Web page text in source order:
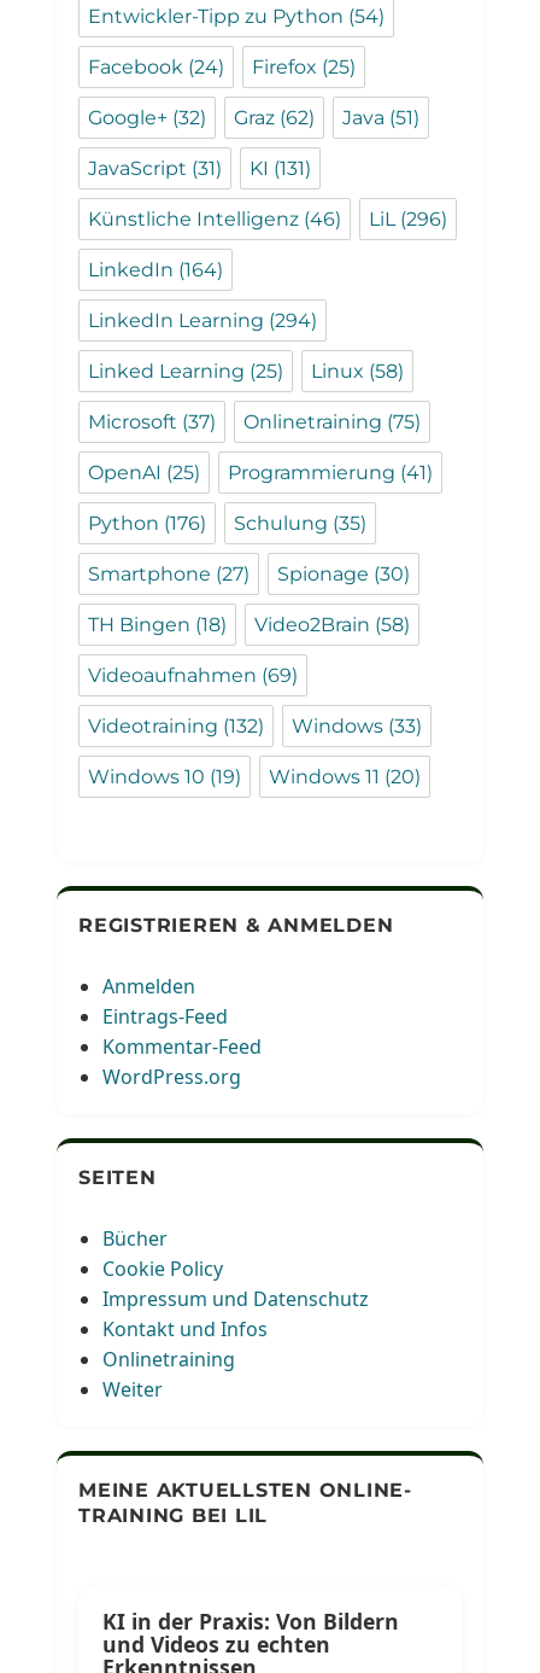
Entwickler-Tipp zu Python (54)
Facebook (24) Firefox (25)
Google+ (32) Graz (62) Java (51)
JavaScript (31) KI (131)
Künstliche Intelligenz (46) LiL(296)
LinkedIn (164)
LinkedIn Learning (294)
Linked Learning (25) Linux (58)
Microsoft (37) Onlinetraining (75)
OpenAI (25) Programmierung (41)
Python (176) Schulung (35)
Smartphone (27) Spionage (30)
TH Bingen (18) Video2Brain (58)
Videoaufnahmen (69)
Videotraining (132) Windows (33)
Windows 10 (19) Windows 11 (20)
REGISTRIEREN & ANMELDEN
Anmelden
Eintrags-Feed
Kommentar-Feed
WordPress.org
SEITEN
Bücher
Cookie Policy
Impressum und Datenschutz
Kontakt und Infos
Onlinetraining
Weiter
MEINE AKTUELLSTEN ONLINE-
TRAINING BEI LIL
KI in der Praxis: Von Bildern
und Videos zu echten
Erkenntnissen